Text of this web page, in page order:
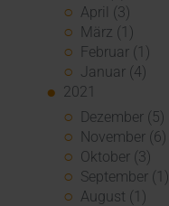
April (3)
März (1)
Februar (1)
Januar (4)
2021
Dezember (5)
November (6)
Oktober (3)
September (1)
August (1)